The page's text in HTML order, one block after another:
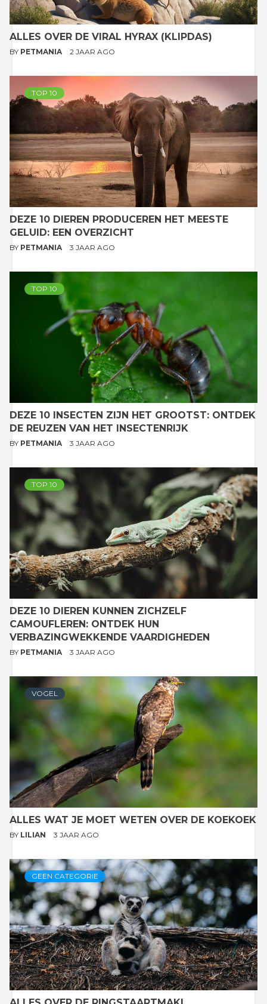
ALLES OVER DE VIRAL HYRAX (KLIPDAS)
BY PETMANIA 2 JAAR AGO
TOP 10
DEZE 10 DIEREN PRODUCEREN HET MEESTE
GELUID: EEN OVERZICHT
BY PETMANIA 3 JAAR AGO
TOP 10
DEZE 10 INSECTEN ZIJN HET GROOTST: ONTDEK
DE REUZEN VAN HET INSECTENRIJK
BY PETMANIA 3 JAAR AGO
TOP 10
DEZE 10 DIEREN KUNNEN ZICHZELF
CAMOUFLEREN: ONTDEK HUN
VERBAZINGWEKKENDE VAARDIGHEDEN
BY PETMANIA 3 JAAR AGO
VOGEL
ALLES WAT JE MOET WETEN OVER DE KOEKOEK
BY LILIAN 3 JAAR AGO
GEEN CATEGORIE